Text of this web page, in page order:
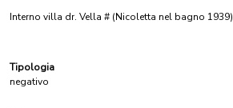
Interno villa dr. Vella # (Nicoletta nel bagno 1939)
Tipologia
negativo